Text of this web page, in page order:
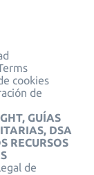
cookies
de
GUÍAS
DSA
RECURSOS
de